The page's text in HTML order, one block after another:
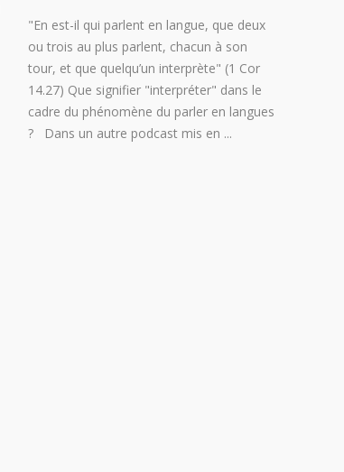
"En est-il qui parlent en langue, que deux
ou trois au plus parlent, chacun à son
tour, et que quelqu’un interprète" (1 Cor
14.27) Que signifier "interpréter" dans le
cadre du phénomène du parler en langues
? Dans un autre podcast mis en